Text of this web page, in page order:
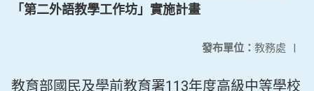
「第二外語教學工作坊」實施計畫
發布單位： 教務處 |
教育部國民及學前教育署113年度高級中等學校